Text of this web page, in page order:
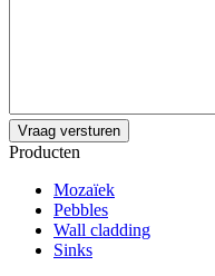
Producten
Mozaïek
Pebbles
Wall cladding
Sinks